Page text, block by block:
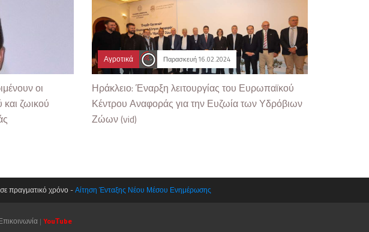
οι
και ζωικού
Αγροτικά Παρασκευή 16.02.2024
Ηράκλειο: Έναρξη λειτουργίας του Ευρωπαϊκού
Κέντρου Αναφοράς για την Ευζωία των Υδρόβιων
Ζώων (vid)
σε πραγματικό χρόνο -Αίτηση Ένταξης Νέου Μέσου Ενημέρωσης
| YouΤube